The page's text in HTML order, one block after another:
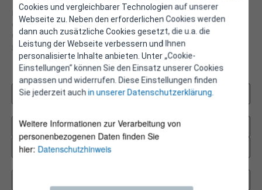
Cookies und vergleichbarer Technologien auf unserer
Webseite zu. Neben den erforderlichen Cookies werden
dann auch zusätzliche Cookies gesetzt, die u.a. die
Leistung der Webseite verbessern und Ihnen
personalisierte Inhalte anbieten. Unter „Cookie-
Einstellungen“ können Sie den Einsatz unserer Cookies
anpassen und widerrufen. Diese Einstellungen finden
Sie jederzeit auchin unserer Datenschutzerklärung.
Weitere Informationen zur Verarbeitung von
personenbezogenen Daten finden Sie
hier: Datenschutzhinweis
Hinweise zur Verwendung der Liste: Eine Suche, beispielsweise nach
den entsprechenden wesentlichen Energieverbrauchsbereichen, ist
über die Eingabefelder über der Liste möglich. Die gesamte oder
gefilterte Liste kann am Ende der Tabelle heruntergeladen werden.
Filter